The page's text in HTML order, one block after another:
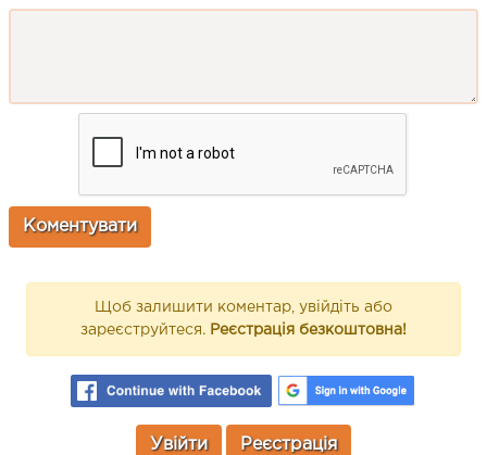
Щоб залишити коментар, увійдіть або
зареєструйтеся. Реєстрація безкоштовна!
Увійти Реєстрація